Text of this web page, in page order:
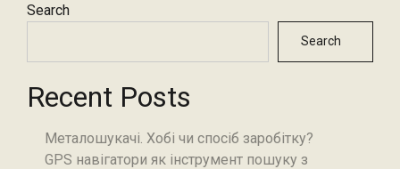
Search
Search
Recent Posts
Металошукачі. Хобі чи спосіб заробітку?
GPS навігатори як інструмент пошуку з